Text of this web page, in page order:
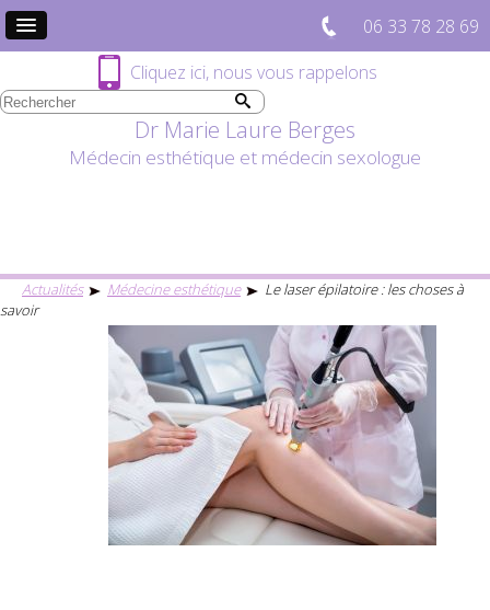
06 33 78 28 69
Cliquez ici, nous vous rappelons
Dr Marie Laure Berges
Médecin esthétique et médecin sexologue
Actualités Médecine esthétique
Le laser épilatoire : les choses à
savoir